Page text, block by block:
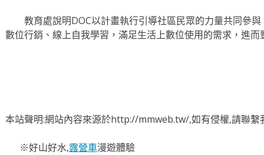
教育處說明DOC以計畫執行引導社區民眾的力量共同參與
數位行銷、線上自我學習，滿足生活上數位使用的需求，進而
本站聲明:網站內容來源於http://mmweb.tw/,如有侵權,請聯繫
※好山好水,露營車漫遊體驗